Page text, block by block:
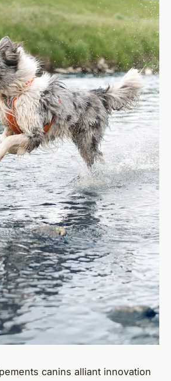
canins alliant innovation